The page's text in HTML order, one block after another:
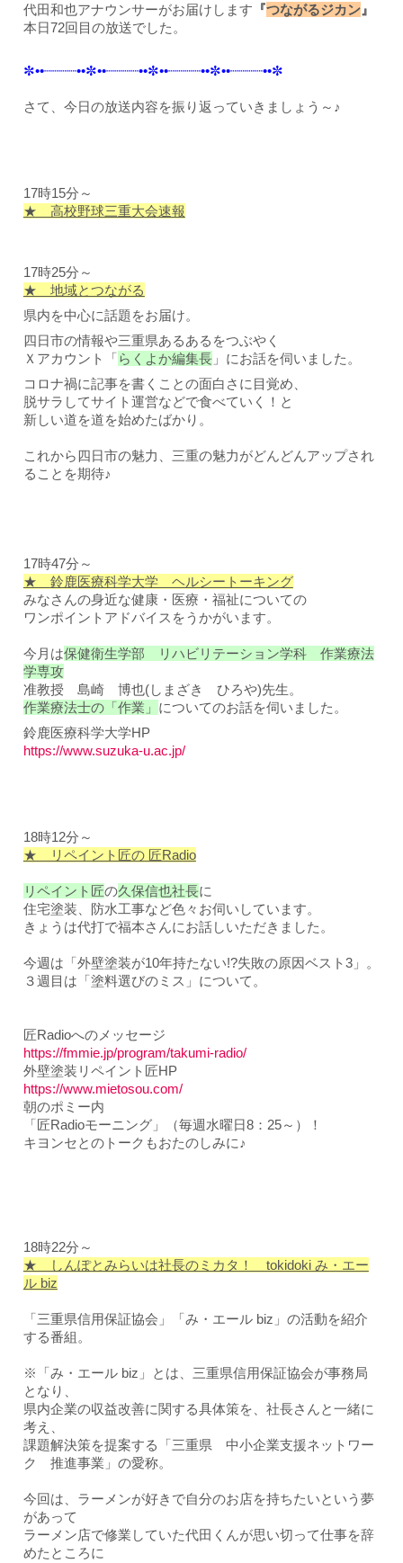
代田和也アナウンサーがお届けします 『つながるジカン』
本日72回目の放送でした。
✼••┈┈┈┈••✼••┈┈┈┈••✼••┈┈┈┈••✼••┈┈┈┈••✼
さて、今日の放送内容を振り返っていきましょう～♪
17時15分～
★ 高校野球三重大会速報
17時25分～
★ 地域とつながる
県内を中心に話題をお届け。
四日市の情報や三重県あるあるをつぶやく
Ｘアカウント「らくよか編集長」にお話を伺いました。
コロナ禍に記事を書くことの面白さに目覚め、
脱サラしてサイト運営などで食べていく！と
新しい道を道を始めたばかり。
これから四日市の魅力、三重の魅力がどんどんアップされ
ることを期待♪
17時47分～
★ 鈴鹿医療科学大学 ヘルシートーキング
みなさんの身近な健康・医療・福祉についての
ワンポイントアドバイスをうかがいます。
今月は保健衛生学部 リハビリテーション学科 作業療法
学専攻
准教授 島崎 博也(しまざき ひろや)先生。
作業療法士の「作業」 についてのお話を伺いました。
鈴鹿医療科学大学HP
https://www.suzuka-u.ac.jp/
18時12分～
★ リペイント匠の 匠Radio
リペイント匠の久保信也社長に
住宅塗装、防水工事など色々お伺いしています。
きょうは代打で福本さんにお話しいただきました。
今週は「外壁塗装が10年持たない!?失敗の原因ベスト3」。
３週目は「塗料選びのミス」について。
匠Radioへのメッセージ
https://fmmie.jp/program/takumi-radio/
外壁塗装リペイント匠HP
https://www.mietosou.com/
朝のポミー内
「匠Radioモーニング」（毎週水曜日8：25～）！
キヨンセとのトークもおたのしみに♪
18時22分～
★ しんぽとみらいは社長のミカタ！ tokidoki み・エー
ル biz
「三重県信用保証協会」「み・エール biz」の活動を紹介
する番組。
※「み・エール biz」とは、三重県信用保証協会が事務局
となり、
県内企業の収益改善に関する具体策を、社長さんと一緒に
考え、
課題解決策を提案する「三重県 中小企業支援ネットワー
ク 推進事業」の愛称。
今回は、 ラーメンが好きで自分のお店を持ちたいという夢
があって
ラーメン店で修業していた代田くんが思い切って仕事を辞
めたところに